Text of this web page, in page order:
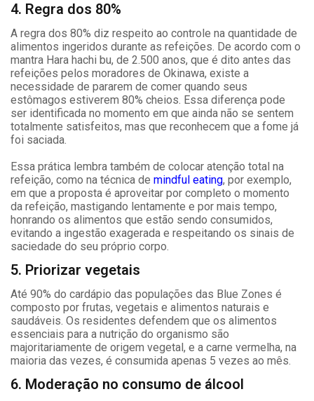
4. Regra dos 80%
A regra dos 80% diz respeito ao controle na quantidade de
alimentos ingeridos durante as refeições. De acordo com o
mantra Hara hachi bu, de 2.500 anos, que é dito antes das
refeições pelos moradores de Okinawa, existe a
necessidade de pararem de comer quando seus
estômagos estiverem 80% cheios. Essa diferença pode
ser identificada no momento em que ainda não se sentem
totalmente satisfeitos, mas que reconhecem que a fome já
foi saciada.
Essa prática lembra também de colocar atenção total na
refeição, como na técnica de mindful eating, por exemplo,
em que a proposta é aproveitar por completo o momento
da refeição, mastigando lentamente e por mais tempo,
honrando os alimentos que estão sendo consumidos,
evitando a ingestão exagerada e respeitando os sinais de
saciedade do seu próprio corpo.
5. Priorizar vegetais
Até 90% do cardápio das populações das Blue Zones é
composto por frutas, vegetais e alimentos naturais e
saudáveis. Os residentes defendem que os alimentos
essenciais para a nutrição do organismo são
majoritariamente de origem vegetal, e a carne vermelha, na
maioria das vezes, é consumida apenas 5 vezes ao mês.
6. Moderação no consumo de álcool